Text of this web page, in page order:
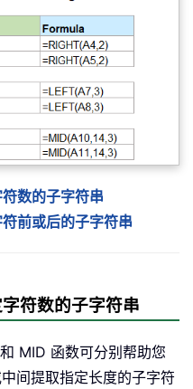
数的子字符串
前或后的子字符串
符数的子字符串
MID 函数可分别帮助您
间提取指定长度的子字符